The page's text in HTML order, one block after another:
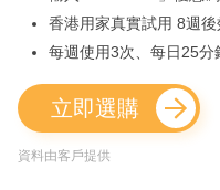
香港用家真實試用 8週
每週使用3次、每日25分
立即選購
資料由客戶提供